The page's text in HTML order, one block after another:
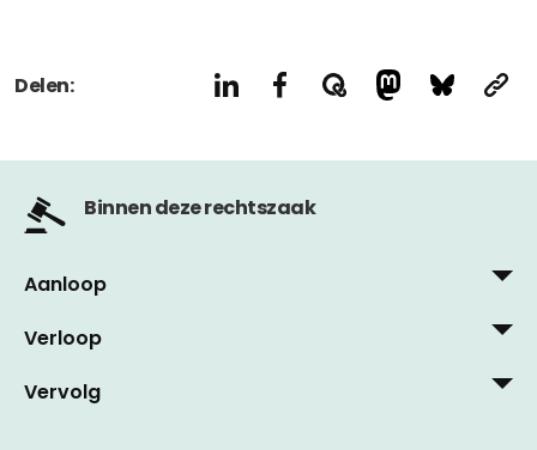
Delen:
Binnen deze rechtszaak
Aanloop
8 mei, 2015
Privacy First eist anonieme betaling bij
Verloop
11 februari, 2019
Vervolg